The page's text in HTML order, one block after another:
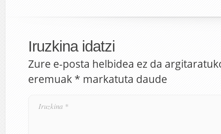
Iruzkina idatzi
Zure e-posta helbidea ez da
eremuak * markatuta daude